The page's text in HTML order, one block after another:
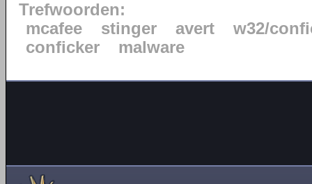
Trefwoorden:
mcafee
stinger avert
w32/
conficker
malware